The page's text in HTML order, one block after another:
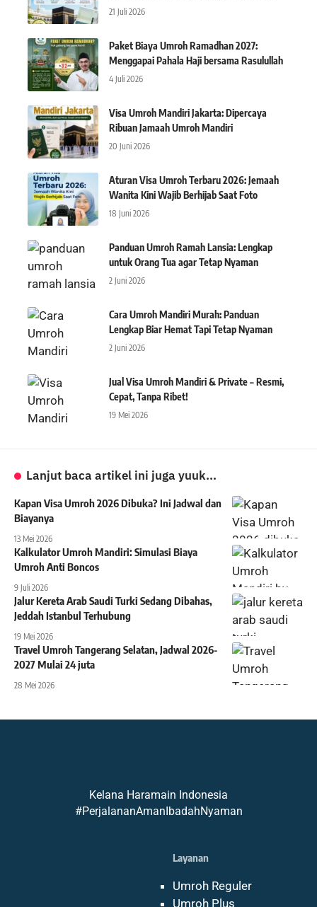
21 Juli 2026
Paket Biaya Umroh Ramadhan 2027:
Menggapai Pahala Haji bersama Rasulullah
4 Juli 2026
Visa Umroh Mandiri Jakarta: Dipercaya
Ribuan Jamaah Umroh Mandiri
20 Juni 2026
Aturan Visa Umroh Terbaru 2026: Jemaah
Wanita Kini Wajib Berhijab Saat Foto
18 Juni 2026
Panduan Umroh Ramah Lansia: Lengkap
untuk Orang Tua agar Tetap Nyaman
2 Juni 2026
Cara Umroh Mandiri Murah: Panduan
Lengkap Biar Hemat Tapi Tetap Nyaman
2 Juni 2026
Jual Visa Umroh Mandiri & Private – Resmi,
Cepat, Tanpa Ribet!
19 Mei 2026
Lanjut baca artikel ini juga yuuk...
Kapan Visa Umroh 2026 Dibuka? Ini Jadwal dan
Biayanya
13 Mei 2026
Kalkulator Umroh Mandiri: Simulasi Biaya
Umroh Anti Boncos
9 Juli 2026
Jalur Kereta Arab Saudi Turki Sedang Dibahas,
Jeddah Istanbul Terhubung
19 Mei 2026
Travel Umroh Tangerang Selatan, Jadwal 2026-
2027 Mulai 24 juta
28 Mei 2026
Kelana Haramain Indonesia
#PerjalananAmanIbadahNyaman
Layanan
Umroh Reguler
Umroh Plus